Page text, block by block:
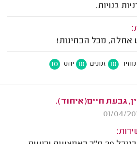
בנויות.
אחלה, מכל הבחינות!
מחיר 10 זמנים 10 יחס 10
גבעת חיים(איחוד).